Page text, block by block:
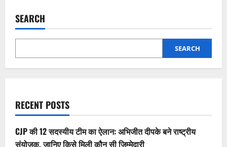
प्रतापगढ़
में
काल;
लोगों
की
दर्दनाक
SEARCH
SEARCH
RECENT POSTS
CJP की 12 सदस्यीय टीम का ऐलान: अभिजीत दीपके बने राष्ट्रीय
संयोजक, जानिए किसे मिली कौन सी जिम्मेदारी